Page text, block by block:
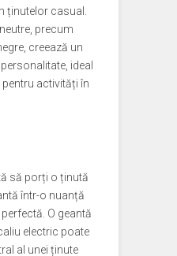
ținutelor casual.
precum
creează un
ideal
activități în
să porți o ținută
într-o nuanță
O geantă
electric poate
al unei ținute